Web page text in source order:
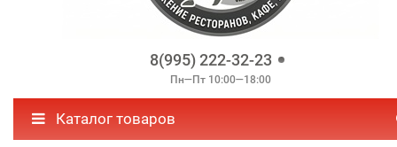
8(995) 222-32-23
Пн—Пт 10:00—18:00
Каталог товаров